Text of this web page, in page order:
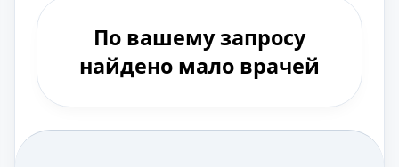
По вашему запросу
найдено мало врачей